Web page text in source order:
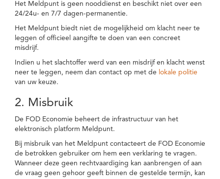
Het Meldpunt is geen nooddienst en beschikt niet over een
24/24u- en 7/7 dagen-permanentie.
Het Meldpunt biedt niet de mogelijkheid om klacht neer te
leggen of officieel aangifte te doen van een concreet
misdrijf.
Indien u het slachtoffer werd van een misdrijf en klacht wenst
neer te leggen, neem dan contact op met de lokale politie
van uw keuze.
2. Misbruik
De FOD Economie beheert de infrastructuur van het
elektronisch platform Meldpunt.
Bij misbruik van het Meldpunt contacteert de FOD Economie
de betrokken gebruiker om hem een verklaring te vragen.
Wanneer deze geen rechtvaardiging kan aanbrengen of aan
de vraag geen gehoor geeft binnen de gestelde termijn, kan